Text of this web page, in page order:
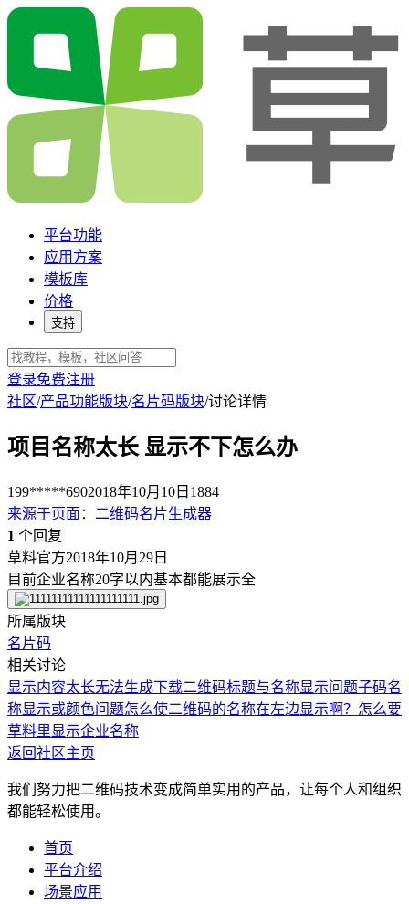
平台功能
应用方案
模板库
价格
支持
登录免费注册
社区/产品功能版块/名片码版块/讨论详情
项目名称太长 显示不下怎么办
199*****6902018年10月10日 1884
来源于页面 ： 二维码名片生成器
1 个回复
草料官方2018年10月29日
目前企业名称20字以内基本都能展示全
所属版块
名片码
相关讨论
显示内容太长无法生成下载二维码标题与名称显示问题子码名
称显示或颜色问题怎么使二维码的名称在左边显示啊？ 怎么要
草料里显示企业名称
返回社区主页
我们努力把二维码技术变成简单实用的产品，让每个人和组织
都能轻松使用。
首页
平台介绍
场景应用